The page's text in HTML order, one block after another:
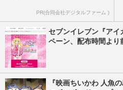
PR(合同会社デジタルファーム )
セブンイレブン『アイ
ペーン、配布時間より
『映画ちいかわ 人魚